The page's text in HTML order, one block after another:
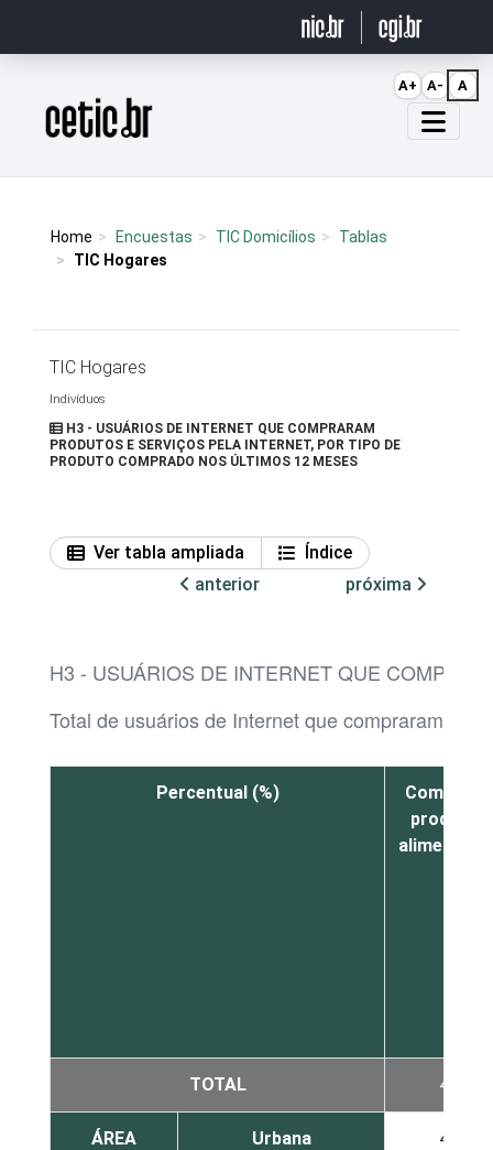
Página inicial
Home Encuestas TIC Domicílios
Tablas
TIC Hogares
TIC Hogares
Indivíduos
H3 - USUÁRIOS DE INTERNET QUE COMPRARAM
PRODUTOS E SERVIÇOS PELA INTERNET, POR TIPO DE
PRODUTO COMPRADO NOS ÚLTIMOS 12 MESES
Ver tabla ampliada
Índice
anterior
próxima
H3 - USUÁRIOS DE INTERNET QUE
Total de usuários de Internet que compraram
Percentual (%)
Comida ou
produtos
TOTAL 44
ÁREA Urbana 46
A+ A- A